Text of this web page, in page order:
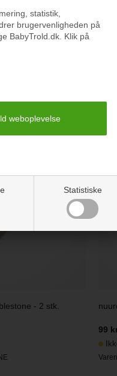
statistik,
brugervenligheden på
BabyTrold.dk. Klik på
Statistiske
Lead
- 2 stk.
99